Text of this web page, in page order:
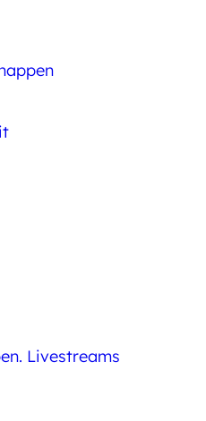
Livestreams